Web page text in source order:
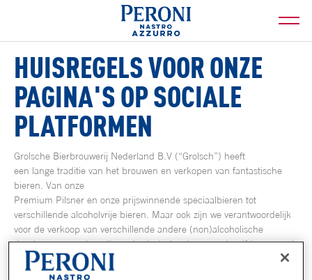
HUISREGELS VOOR ONZE
PAGINA'S OP SOCIALE
PLATFORMEN
Grolsche Bierbrouwerij Nederland B.V (“Grolsch”) heeft
een lange traditie van het brouwen en verkopen van fantastische
bieren. Van onze
Premium Pilsner en onze prijswinnende speciaalbieren tot
verschillende alcoholvrije bieren. Maar ook zijn we verantwoordelijk
voor de verkoop van verschillende andere (non)alcoholische
dranken van merken die onderdeel uitmaken van dezelfde groep als
waar Grolsch deel van uitmaakt, Asahi Group Holdings Ltd en de
aan haar gelieerde bedrijven,